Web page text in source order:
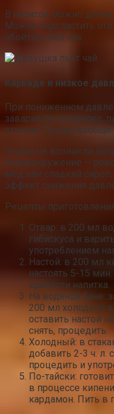
В напиток можно
Можно подсластить
обойтись без них.
Каркаде и низкое
При пониженном
заваривать некрепко,
стакана. Лучше вообще
Чтобы не возникли
головокружение —
мед или сладкий
эффект снижения
Рецепты
Отвар: в 200 мл
гибискуса и
употреблением
Настой: в 200 мл
настоять 5-15
крепости напитка.
На водяной бане:
200 мл холодной
оставить настой
снять, процедить.
Холодный: в
добавить 2-3 ч. л.
процедить и
По-тайски:
в процессе
кардамон. Пить в